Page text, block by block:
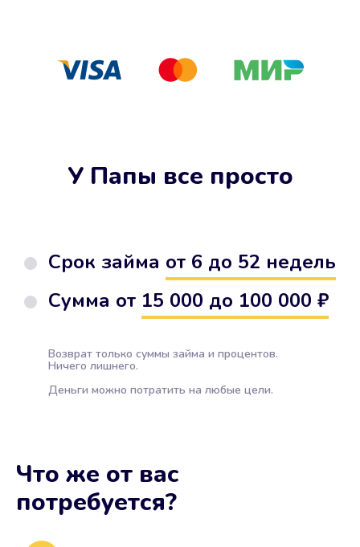
У Папы все просто
Срок займа от 6 до 52 недель
Сумма от 15 000 до 100 000 ₽
Возврат только суммы займа и процентов.
Ничего лишнего.
Деньги можно потратить на любые цели.
Что же от вас
потребуется?